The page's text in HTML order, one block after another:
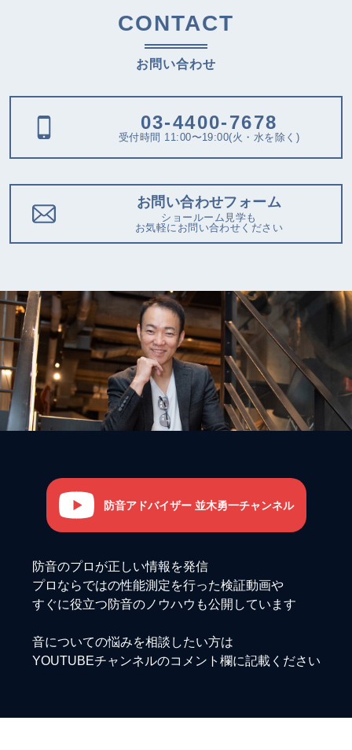
CONTACT
お問い合わせ
03-4400-7678
受付時間 11:00〜19:00(火・水を除く)
お問い合わせフォーム
ショールーム見学も
お気軽にお問い合わせください
防音アドバイザー 並木勇一チャンネル
防音のプロが正しい情報を発信
プロならではの性能測定を行った検証動画や
すぐに役立つ防音のノウハウも公開しています
音についての悩みを相談したい方は
YOUTUBEチャンネルのコメント欄に記載ください